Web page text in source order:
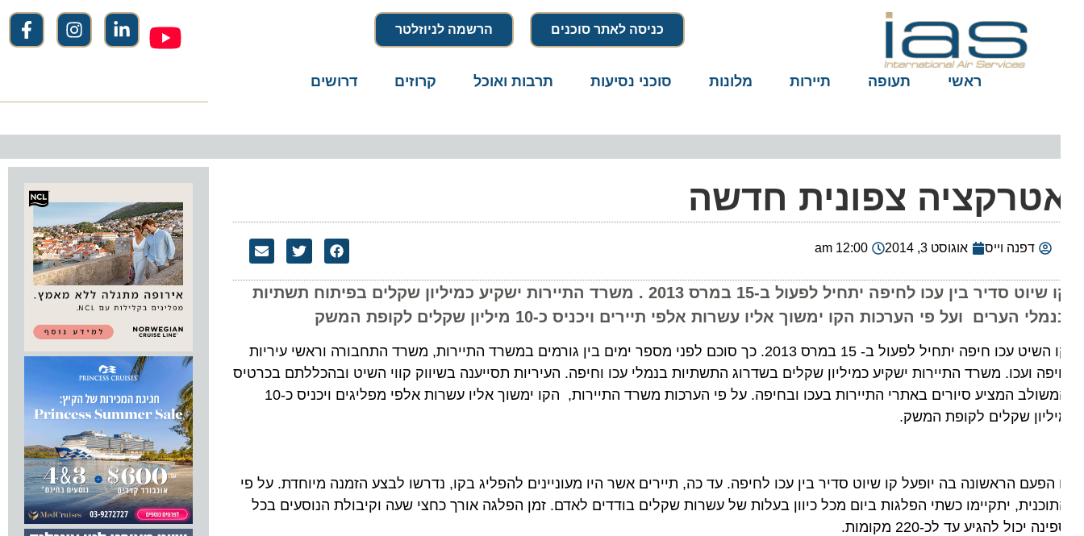
כניסה לאתר סוכנים הרשמה לניוזלטר
ראשי תעופה תיירות מלונות סוכני נסיעות תרבות ואוכל קרוזים דרושים
צפונית חדשה
דפנה וייס אוגוסט 3, 2014 12:00 am
קו שיוט סדיר בין עכו לחיפה יתחיל לפעול ב-15 במרס 2013 . משרד התיירות ישקיע כמיליון שקלים בפיתוח תשתיות
הערים ועל פי הערכות הקו ימשוך אליו עשרות אלפי תיירים ויכניס כ-10 מיליון שקלים לקופת המשק
קו השיט עכו חיפה יתחיל לפעול ב- 15 במרס 2013. כך סוכם לפני מספר ימים בין גורמים במשרד התיירות, משרד התחבורה וראשי עיריות
ועכו. משרד התיירות ישקיע כמיליון שקלים בשדרוג התשתיות בנמלי עכו וחיפה. העיריות תסייענה בשיווק קווי השיט ובהכללתם בכרטיס
המשולב המציע סיורים באתרי התיירות בעכו ובחיפה. על פי הערכות משרד התיירות, הקו ימשוך אליו עשרות אלפי מפליגים ויכניס כ-10
שקלים לקופת המשק.
הפעם הראשונה בה יופעל קו שיוט סדיר בין עכו לחיפה. עד כה, תיירים אשר היו מעוניינים להפליג בקו, נדרשו לבצע הזמנה מיוחדת. על פי
יתקיימו כשתי הפלגות ביום מכל כיוון בעלות של עשרות שקלים בודדים לאדם. זמן הפלגה אורך כחצי שעה וקיבולת הנוסעים בכל
יכול להגיע עד לכ-220 מקומות.